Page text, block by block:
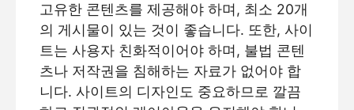
고유한 콘텐츠를 제공해야 하며, 최소 20개
의 게시물이 있는 것이 좋습니다. 또한, 사이
트는 사용자 친화적이어야 하며, 불법 콘텐
츠나 저작권을 침해하는 자료가 없어야 합
니다. 사이트의 디자인도 중요하므로 깔끔